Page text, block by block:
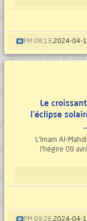
08:13 PM
Le
l'éclipse
L'Imam Al-
l'hégire 09
09:26 PM